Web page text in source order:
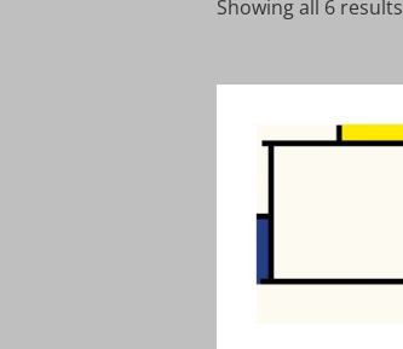
Showing all 6 results